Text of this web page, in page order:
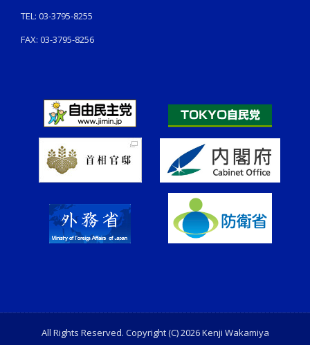
TEL: 03-3795-8255
FAX: 03-3795-8256
All Rights Reserved. Copyright (C) 2026 Kenji Wakamiya